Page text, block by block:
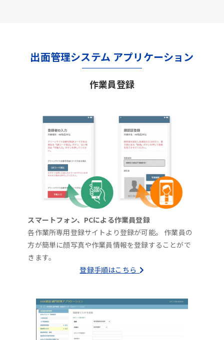
出面管理システム アプリケーション
作業員登録
スマートフォン、PCによる作業員登録
各作業所専用登録サイトより登録が可能。 作業員の
方が簡単に顔写真や作業員情報を登録することがで
きます。
登録手順はこちら